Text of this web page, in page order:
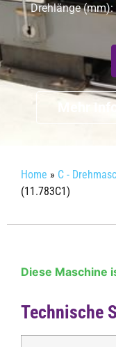
Drehlänge
Mehr
Home » C -
(11.783C1)
Diese Maschine
Technische